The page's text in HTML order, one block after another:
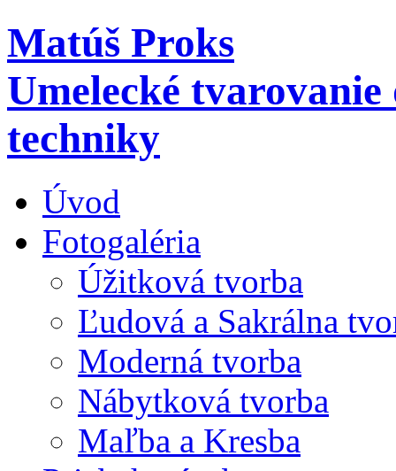
Matúš Proks
Umelecké
techniky
Úvod
Fotogaléria
Úžitková tvorba
Ľudová a Sakrálna
Moderná tvorba
Nábytková tvorba
Maľba a Kresba